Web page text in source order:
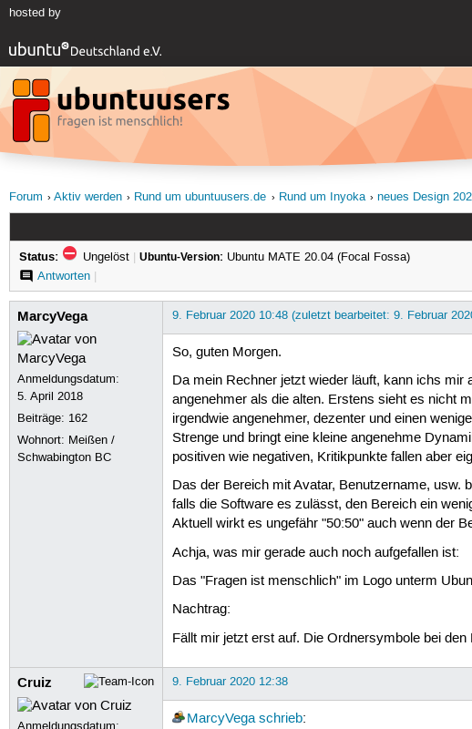
hosted by
Forum
Aktiv werden Rund um ubuntuusers.de Rund um Inyoka neues Design
Status: Ungelöst | Ubuntu-Version: Ubuntu MATE 20.04 (Focal Fossa)
Antworten|
MarcyVega
Anmeldungsdatum:
5. April 2018
Beiträge: 162
Wohnort: Meißen /
Schwabington BC
9. Februar 2020 10:48 (zuletzt bearbeitet: 9. Februar
So, guten Morgen.
Da mein Rechner jetzt wieder läuft, kann ichs
angenehmer als die alten. Erstens sieht es nicht
irgendwie angenehmer, dezenter und einen
Strenge und bringt eine kleine angenehme
positiven wie negativen, Kritikpunkte fallen aber
Das der Bereich mit Avatar, Benutzername, usw.
falls die Software es zulässt, den Bereich ein
Aktuell wirkt es ungefähr "50:50" auch wenn der
Achja, was mir gerade auch noch aufgefallen ist:
Das "Fragen ist menschlich" im Logo unterm
Nachtrag:
Fällt mir jetzt erst auf. Die Ordnersymbole bei
Cruiz
Anmeldungsdatum:
9. Februar 2020 12:38
MarcyVega schrieb: